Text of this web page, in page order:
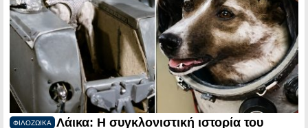
ΦΙΛΟΖΩΙΚΑ
Λάικα: Η συγκλονιστική ιστορία του